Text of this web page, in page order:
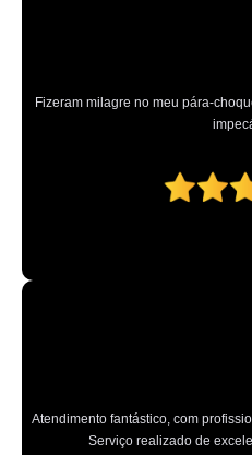
Fizeram milagre no meu pára-
Atendimento fantástico, com
Serviço realizado de